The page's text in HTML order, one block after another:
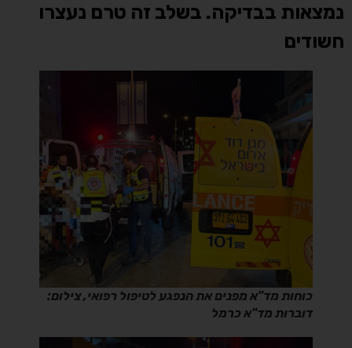
נמצאות בבדיקה. בשלב זה טרם נעצרו
חשודים
כוחות מד"א מפנים את הנפגע לטיפול רפואי, צילום:
דוברות מד"א כרמל